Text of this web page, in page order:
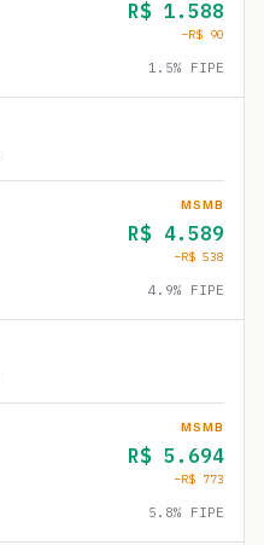
R$ 1.588
−R$ 90
1.5% FIPE
MSMB
R$ 4.589
−R$ 538
4.9% FIPE
MSMB
R$ 5.694
−R$ 773
5.8% FIPE